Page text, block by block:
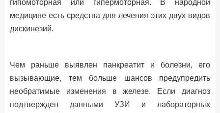
гипомоторная или гипермоторная. В народной
медицине есть средства для лечения этих двух видов
дискинезий.
Чем раньше выявлен панкреатит и болезни, его
вызывающие, тем больше шансов предупредить
необратимые изменения в железе. Если диагноз
подтвержден данными УЗИ и лабораторных